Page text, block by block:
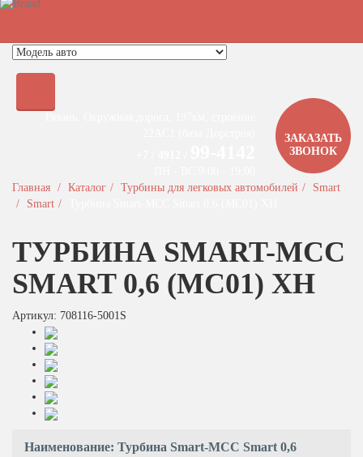
Быстрый поиск турбины
ЗАКАЗАТЬ
ЗВОНОК
Главная
Каталог Турбины для легковых автомобилей
Smart
Smart
ТУРБИНА SMART-MCC
SMART 0,6 (MC01) XH
Артикул: 708116-5001S
Наименование: Турбина Smart-MCC Smart 0,6